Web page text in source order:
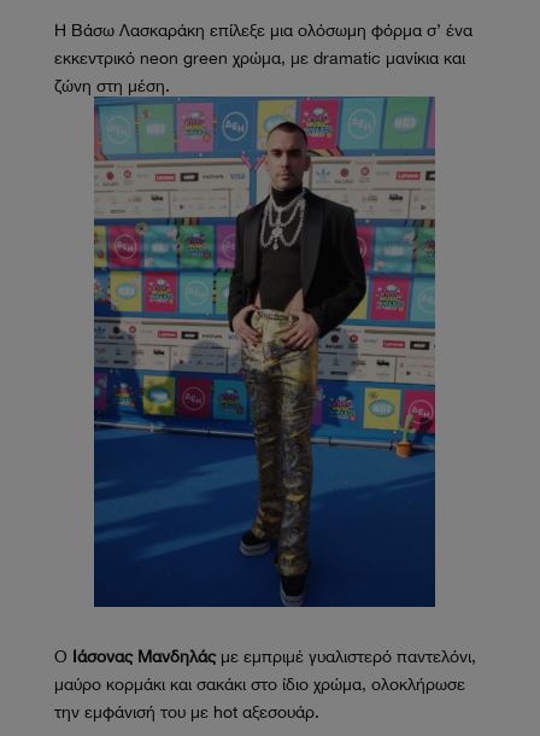
Η Βάσω Λασκαράκη επίλεξε μια ολόσωμη φόρμα σ’ ένα
εκκεντρικό neon green χρώμα, με dramatic μανίκια και
ζώνη στη μέση.
Ο Ιάσονας Μανδηλάςμε εμπριμέ γυαλιστερό παντελόνι,
μαύρο κορμάκι και σακάκι στο ίδιο χρώμα, ολοκλήρωσε
την εμφάνισή του με hot αξεσουάρ.